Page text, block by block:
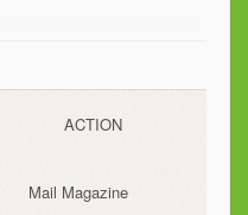
ACTION
Mail Magazine